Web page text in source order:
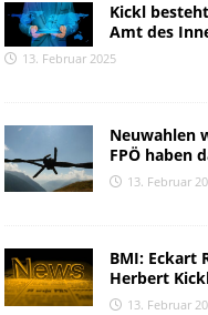
Kickl
Amt des
13. Februar 2025
Neuwahlen
FPÖ haben
13. Februar
BMI: Eckart
Herbert
13. Februar